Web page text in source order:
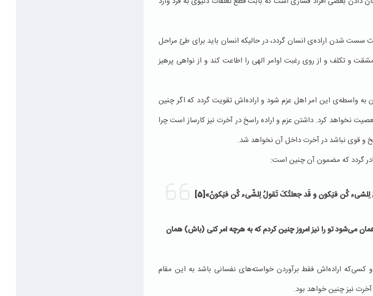
سست شدن اراده‌ی انسان گردد، در حالیکه انسان باید برای طیّ مراحل
و تکلف و از روی رغبت اوامر الهی را اطاعت کند و از نواهی پرهیز
واسطه‌ی این امر اهل عزم شود و اراده‌اش تقویت گردد که اگر چنین
نخواهد کرد. داشتن عزم و اراده‌ راسخ در آخرت نیز کارساز است چرا
و قوی نباشد در آخرت داخل آن نخواهد شد.
گردد که مضمون آن چنین است:
لِلشیء کُن فیَکون و قَد جعلتُکَ تَقولُ لِلشّیء کُن فیَکونُ»[5]
می‌شود تو را نیز امروز چنین کردم که به هرچه امر کنی (باش) همان
کسی‌که اراده‌اش فقط برآوردن خواسته‌های نفسانی باشد به این مقام
آخرت نیز چنین خواهد بود.